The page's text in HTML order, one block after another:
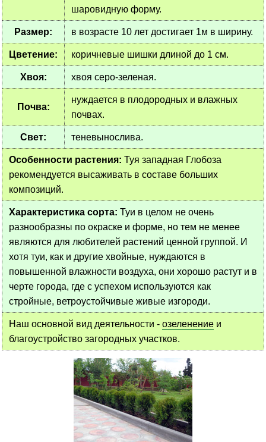
шаровидную форму.
Размер: в возрасте 10 лет достигает 1м в ширину.
Цветение: коричневые шишки длиной до 1 см.
Хвоя: хвоя серо-зеленая.
Почва:
нуждается в плодородных и влажных
почвах.
Свет: теневынослива.
Особенности растения: Туя западная Глобоза
рекомендуется высаживать в составе больших
композиций.
Характеристика сорта: Туи в целом не очень
разнообразны по окраске и форме, но тем не менее
являются для любителей растений ценной группой. И
хотя туи, как и другие хвойные, нуждаются в
повышенной влажности воздуха, они хорошо растут и в
черте города, где с успехом используются как
стройные, ветроустойчивые живые изгороди.
Наш основной вид деятельности - озеленение и
благоустройство загородных участков.